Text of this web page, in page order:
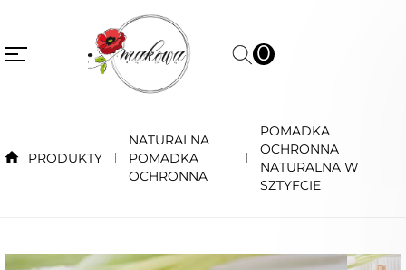
0
PRODUKTY
NATURALNA
POMADKA
OCHRONNA
POMADKA
OCHRONNA
NATURALNA W
SZTYFCIE